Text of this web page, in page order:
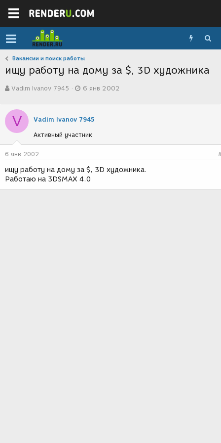
Вакансии и поиск работы
ищу работу на дому за $, 3D художника
в
о
р
е
м
ы
Vadim Ivanov 7945
а
с
з
д
и
я
6 янв 2002
V Vadim Ivanov 7945
Активный участник
6 янв 2002
ищу работу на дому за $, 3D художника.
Работаю на 3DSMAX 4.0